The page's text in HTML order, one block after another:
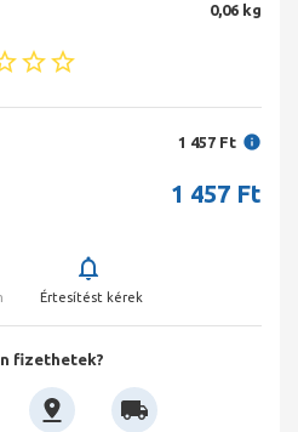
0,06 kg
1 457 Ft
1 457 Ft
Értesítést kérek
fizethetek?